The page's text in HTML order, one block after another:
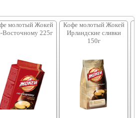
молотый Жокей
Восточному 225г
Кофе молотый Жокей
Ирландские сливки
150г